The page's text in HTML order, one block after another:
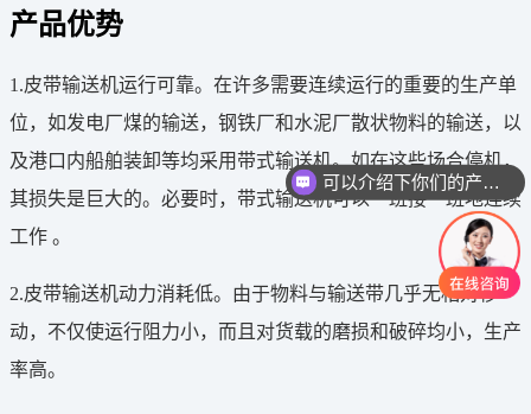
产品优势
1.皮带输送机运行可靠。在许多需要连续运行的重要的生产单
位，如发电厂煤的输送，钢铁厂和水泥厂散状物料的输送，以
及港口内船舶装卸等均采用带式输送机。如在这些场合停机，
其损失是巨大的。必要时，带式输送机可以一班接一班地连续
工作 。
2.皮带输送机动力消耗低。由于物料与输送带几乎无相对移
动，不仅使运行阻力小，而且对货载的磨损和破碎均小，生产
率高。
可以介绍下你们的产品么